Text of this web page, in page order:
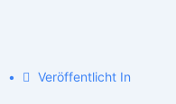
Veröffentlicht In